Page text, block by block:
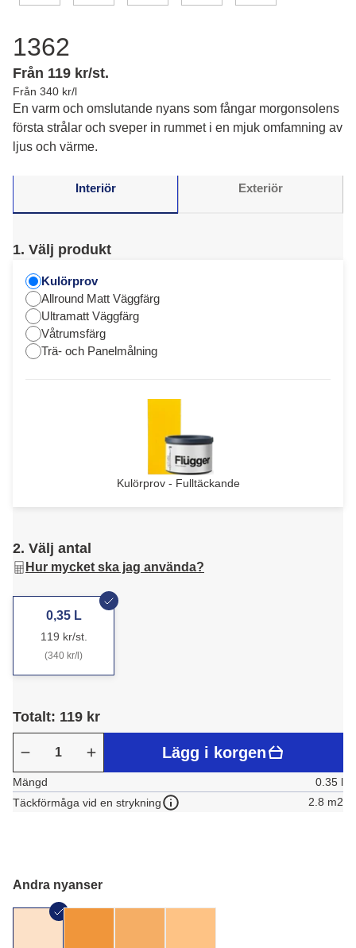
1362
Från 119 kr/st.
Från 340 kr/l
En varm och omslutande nyans som fångar morgonsolens
första strålar och sveper in rummet i en mjuk omfamning av
ljus och värme.
Interiör Exteriör
1. Välj produkt
Kulörprov
Allround Matt Väggfärg
Ultramatt Väggfärg
Våtrumsfärg
Trä- och Panelmålning
Kulörprov - Fulltäckande
2. Välj antal
Hur mycket ska jag använda?
0,35 L
119 kr/st.
(340 kr/l)
Totalt: 119 kr
Lägg i korgen
Mängd
0.35 l
Täckförmåga vid en strykning
2.8 m2
Andra nyanser